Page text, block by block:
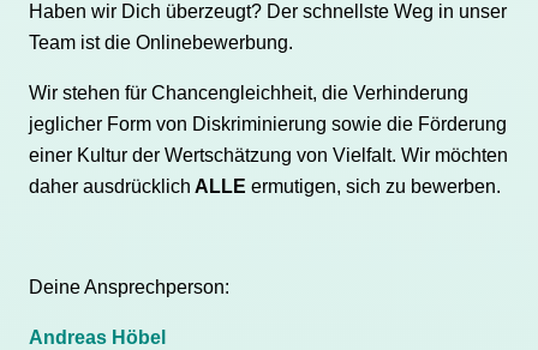
Haben wir Dich überzeugt? Der schnellste Weg in unser
Team ist die Onlinebewerbung.
Wir stehen für Chancengleichheit, die Verhinderung
jeglicher Form von Diskriminierung sowie die Förderung
einer Kultur der Wertschätzung von Vielfalt. Wir möchten
daher ausdrücklich ALLE ermutigen, sich zu bewerben.
Deine Ansprechperson:
Andreas Höbel